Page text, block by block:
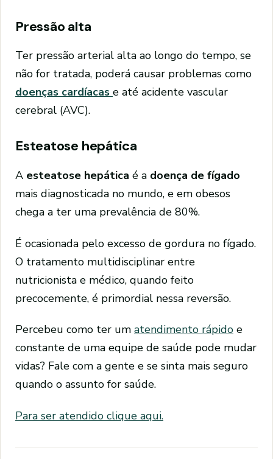
Pressão alta
Ter pressão arterial alta ao longo do tempo, se
não for tratada, poderá causar problemas como
doenças cardíacas e até acidente vascular
cerebral (AVC).
Esteatose hepática
A esteatose hepática é a doença de fígado
mais diagnosticada no mundo, e em obesos
chega a ter uma prevalência de 80%.
É ocasionada pelo excesso de gordura no fígado.
O tratamento multidisciplinar entre
nutricionista e médico, quando feito
precocemente, é primordial nessa reversão.
Percebeu como ter um atendimento rápido e
constante de uma equipe de saúde pode mudar
vidas? Fale com a gente e se sinta mais seguro
quando o assunto for saúde.
Para ser atendido clique aqui.